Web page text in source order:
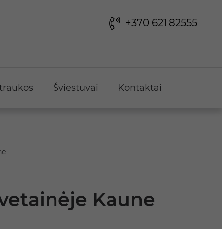
+370 621 82555
Šviestuvai Kontaktai
Kaune